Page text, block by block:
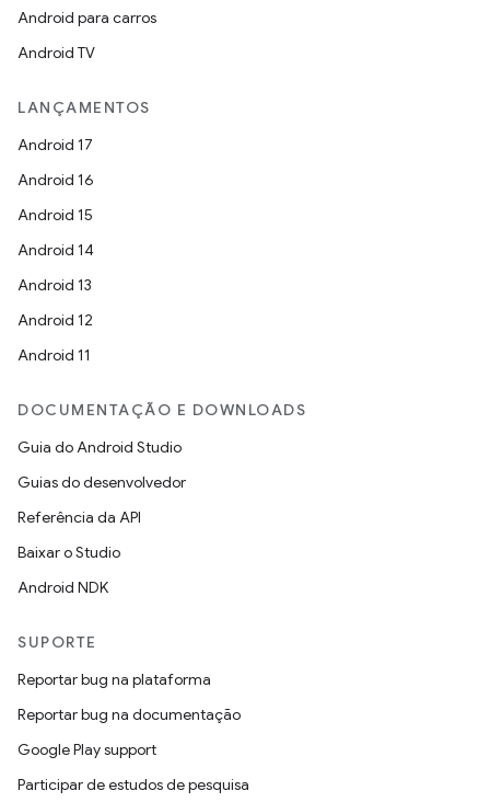
Android para carros
Android TV
LANÇAMENTOS
Android 17
Android 16
Android 15
Android 14
Android 13
Android 12
Android 11
DOCUMENTAÇÃO E DOWNLOADS
Guia do Android Studio
Guias do desenvolvedor
Referência da API
Baixar o Studio
Android NDK
SUPORTE
Reportar bug na plataforma
Reportar bug na documentação
Google Play support
Participar de estudos de pesquisa